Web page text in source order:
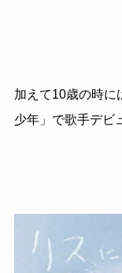
加えて10歳の時に
少年」で歌手デビ